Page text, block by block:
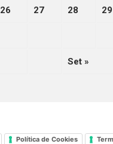
26 27 28 29
Set »
Política de Cookies